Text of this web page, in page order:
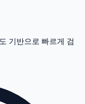
기반으로 빠르게 검